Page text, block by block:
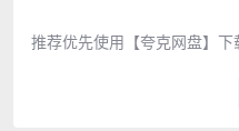
推荐优先使用【夸克网盘】